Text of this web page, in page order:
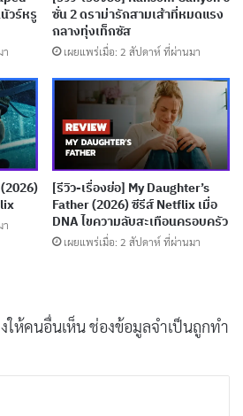
Video ที่ปมเยอะจนตัวละครจืด
แพร่เมื่อ: 4 วัน ที่ผ่านมา
เกอร์บีที่กลายเป็นเพียงบันทึกการประชุม
พร่เมื่อ: 1 สัปดาห์ ที่ผ่านมา
เรื่องย่อ] Forbidden Woman (2026) ดราม่า
ห้าม 61 ตอนที่ดังไม่ถึงแก่น
พร่เมื่อ: 1 สัปดาห์ ที่ผ่านมา
วร์หรู
ซั่น 2 ดราม่ารักสามเส้าที่หมดแรง
กลางทุ่งเท็กซัส
เผยแพร่เมื่อ: 2 สัปดาห์ ที่ผ่านมา
[รีวิว-เรื่องย่อ] My Daughter’s
Father (2026) ซีรีส์ Netflix เมื่อ
DNA ไขความลับสะเทือนครอบครัว
เผยแพร่เมื่อ: 2 สัปดาห์ ที่ผ่านมา
ให้คนอื่นเห็นช่องข้อมูลจำเป็นถูกทำ